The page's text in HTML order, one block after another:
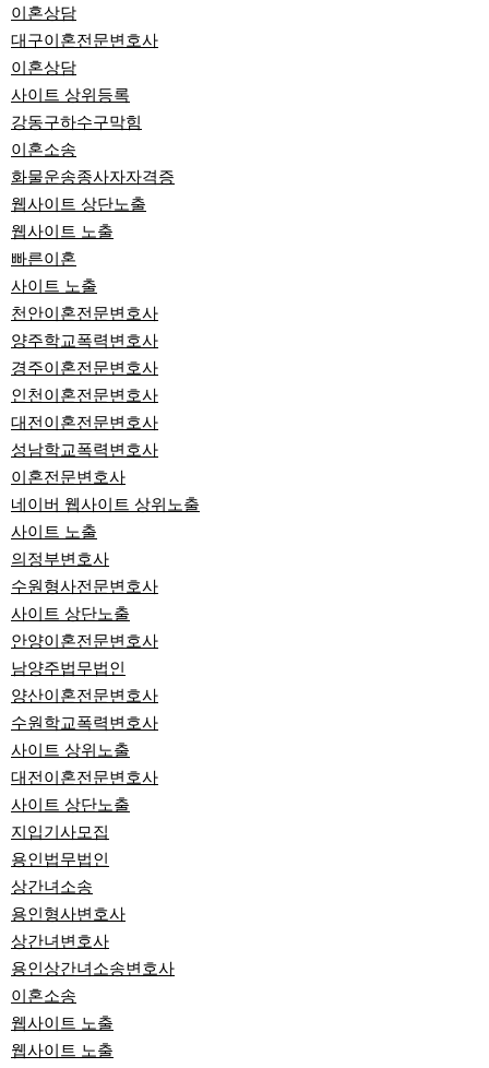
이혼상담
대구이혼전문변호사
이혼상담
사이트 상위등록
강동구하수구막힘
이혼소송
화물운송종사자자격증
웹사이트 상단노출
웹사이트 노출
빠른이혼
사이트 노출
천안이혼전문변호사
양주학교폭력변호사
경주이혼전문변호사
인천이혼전문변호사
대전이혼전문변호사
성남학교폭력변호사
이혼전문변호사
네이버 웹사이트 상위노출
사이트 노출
의정부변호사
수원형사전문변호사
사이트 상단노출
안양이혼전문변호사
남양주법무법인
양산이혼전문변호사
수원학교폭력변호사
사이트 상위노출
대전이혼전문변호사
사이트 상단노출
지입기사모집
용인법무법인
상간녀소송
용인형사변호사
상간녀변호사
용인상간녀소송변호사
이혼소송
웹사이트 노출
웹사이트 노출